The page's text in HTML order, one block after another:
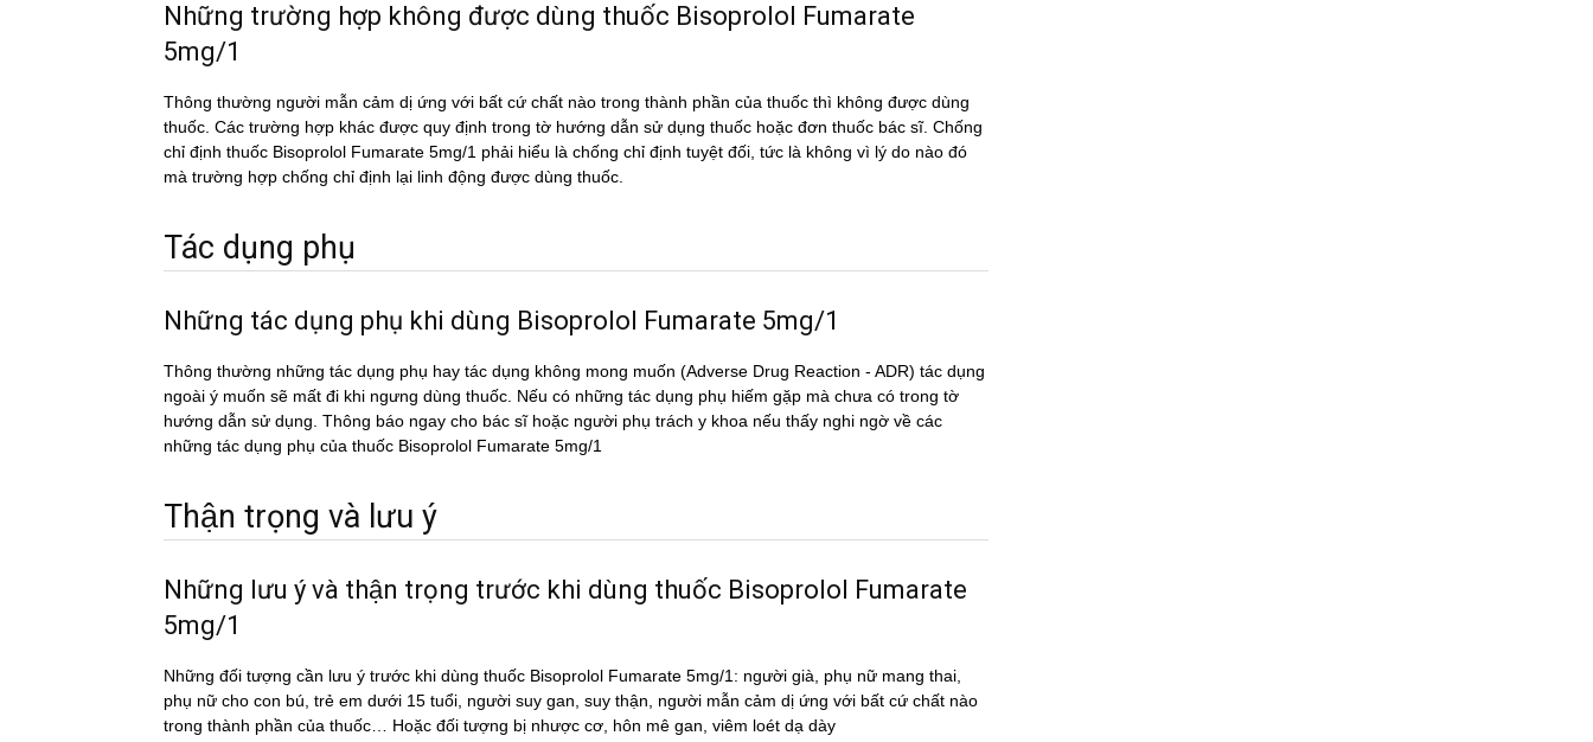
Những trường hợp không được dùng thuốc Bisoprolol Fumarate
5mg/1
Thông thường người mẫn cảm dị ứng với bất cứ chất nào trong thành phần của thuốc thì không được dùng
thuốc. Các trường hợp khác được quy định trong tờ hướng dẫn sử dụng thuốc hoặc đơn thuốc bác sĩ. Chống
chỉ định thuốc Bisoprolol Fumarate 5mg/1 phải hiểu là chống chỉ định tuyệt đối, tức là không vì lý do nào đó
mà trường hợp chống chỉ định lại linh động được dùng thuốc.
Tác dụng phụ
Những tác dụng phụ khi dùng Bisoprolol Fumarate 5mg/1
Thông thường những tác dụng phụ hay tác dụng không mong muốn (Adverse Drug Reaction - ADR) tác dụng
ngoài ý muốn sẽ mất đi khi ngưng dùng thuốc. Nếu có những tác dụng phụ hiếm gặp mà chưa có trong tờ
hướng dẫn sử dụng. Thông báo ngay cho bác sĩ hoặc người phụ trách y khoa nếu thấy nghi ngờ về các
những tác dụng phụ của thuốc Bisoprolol Fumarate 5mg/1
Thận trọng và lưu ý
Những lưu ý và thận trọng trước khi dùng thuốc Bisoprolol Fumarate
5mg/1
Những đối tượng cần lưu ý trước khi dùng thuốc Bisoprolol Fumarate 5mg/1: người già, phụ nữ mang thai,
phụ nữ cho con bú, trẻ em dưới 15 tuổi, người suy gan, suy thận, người mẫn cảm dị ứng với bất cứ chất nào
trong thành phần của thuốc… Hoặc đối tượng bị nhược cơ, hôn mê gan, viêm loét dạ dày